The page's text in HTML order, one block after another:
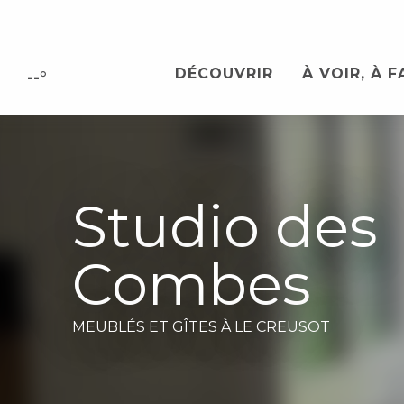
principal
--° DÉCOUVRIR À VOIR, À
Studio des
Combes
MEUBLÉS ET GÎTES À LE CREUSOT